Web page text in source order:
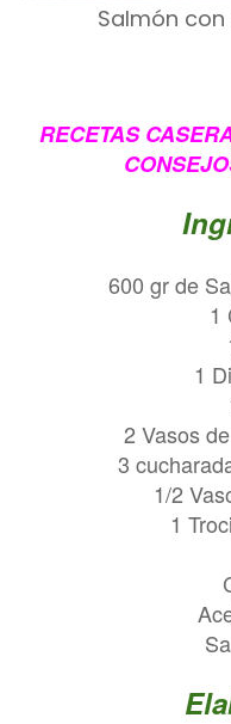
Salmón
RECETAS
600 gr de
1
1
2 Vasos
3
1/2
1